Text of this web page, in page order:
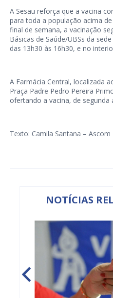
A Sesau reforça que a vacina
para toda a população acima
final de semana, a vacinação
Básicas de Saúde/UBSs da
das 13h30 às 16h30, e no
A Farmácia Central, localizada
Praça Padre Pedro Pereira
ofertando a vacina, de segunda
Texto: Camila Santana – Ascom
NOTÍCIAS